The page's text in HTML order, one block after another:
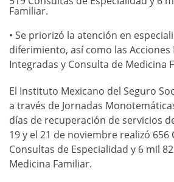
Familiar.
• Se priorizó la atención en
diferimiento, así como las Acciones
Integradas y Consulta de Medicina
El Instituto Mexicano del Seguro
a través de Jornadas
días de recuperación de servicios
19 y el 21 de noviembre realizó 656
Consultas de Especialidad y 6 mil
Medicina Familiar.